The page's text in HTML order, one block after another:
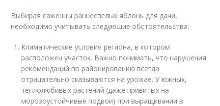
Выбирая саженцы раннеспелых яблонь для дачи,
необходимо учитывать следующие обстоятельства:
Климатические условия региона, в котором
расположен участок. Важно понимать, что нарушения
рекомендаций по районированию всегда
отрицательно сказываются на урожае. У южных,
теплолюбивых растений (даже привитых на
морозоустойчивые подвои) при выращивании в